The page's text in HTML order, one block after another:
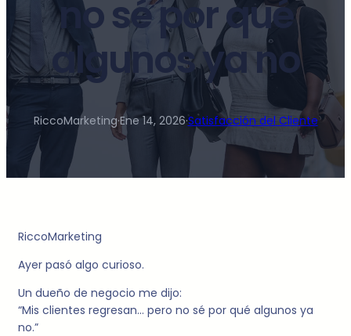
no sé por qué
algunos ya no
RiccoMarketing·Ene 14, 2026·Satisfacción del Cliente
RiccoMarketing
Ayer pasó algo curioso.
Un dueño de negocio me dijo:
“Mis clientes regresan… pero no sé por qué algunos ya
no.”